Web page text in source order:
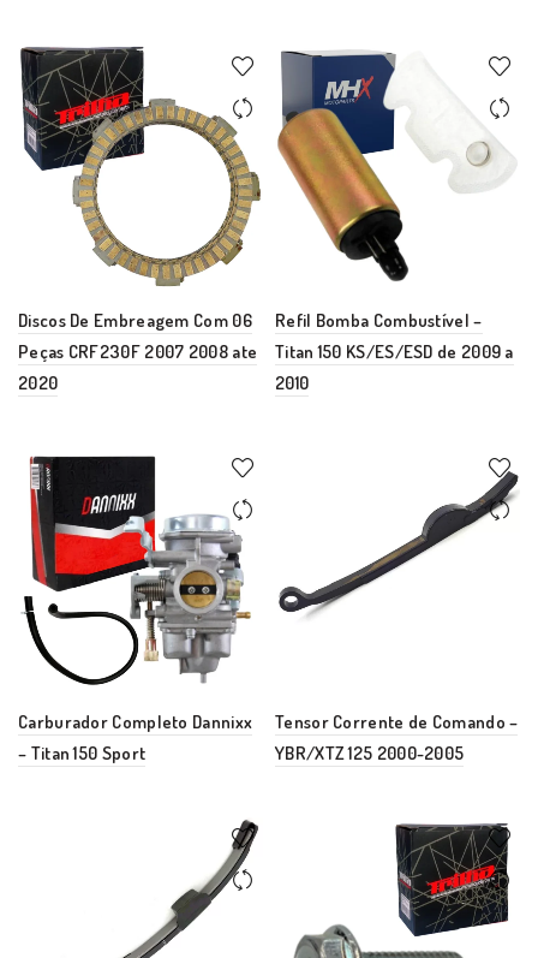
Discos De Embreagem Com 06
Peças CRF230F 2007 2008 ate
2020
Refil Bomba Combustível –
Titan 150 KS/ES/ESD de 2009 a
2010
Carburador Completo Dannixx
– Titan 150 Sport
Tensor Corrente de Comando –
YBR/XTZ 125 2000-2005